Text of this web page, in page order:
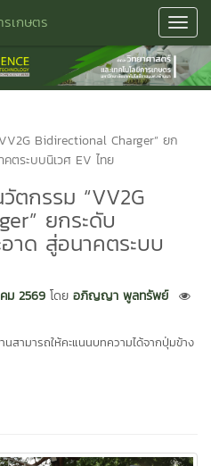
รเกษตร
Bidirectional Charger” ยก
คตระบบนิเวศ EV ไทย
ตกรรม “VV2G
ยกระดับ
าด สู่อนาคตระบบ
ม 2569 โดย อภิญญา พูลทรัพย์
นสามารถให้คะแนนบทความได้จากปุ่มข้าง